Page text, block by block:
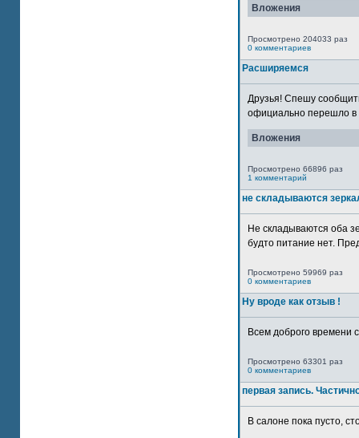
Вложения
Просмотрено 204033 раз
0 комментариев
Расширяемся
Друзья! Спешу
официально перешло в
Вложения
Просмотрено 66896 раз
1 комментарий
не складываются
Не складываются оба
будто питание нет.
Просмотрено 59969 раз
0 комментариев
Ну вроде как отзыв !
Всем доброго времени
Просмотрено 63301 раз
0 комментариев
первая запись.
В салоне пока пусто,